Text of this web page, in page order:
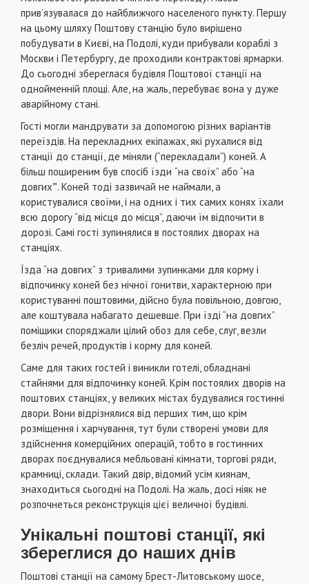
прив’язувалася до найближчого населеного пункту. Першу
на цьому шляху Поштову станцію було вирішено
побудувати в Києві, на Подолі, куди прибували кораблі з
Москви і Петербургу, де проходили контрактові ярмарки.
До сьогодні збереглася будівля Поштової станції на
однойменній площі. Але, на жаль, перебуває вона у дуже
аварійному стані.
Гості могли мандрувати за допомогою різних варіантів
переїздів. На перекладних екіпажах, які рухалися від
станції до станції, де міняли (“перекладали”) коней. А
більш поширеним був спосіб їзди “на своїх” або “на
довгих”. Коней тоді зазвичай не наймали, а
користувалися своїми, і на одних і тих самих конях їхали
всю дорогу “від місця до місця”, даючи їм відпочити в
дорозі. Самі гості зупинялися в постоялих дворах на
станціях.
Їзда “на довгих” з тривалими зупинками для корму і
відпочинку коней без нічної гонитви, характерною при
користуванні поштовими, дійсно була повільною, довгою,
але коштувала набагато дешевше. При їзді “на довгих”
поміщики споряджали цілий обоз для себе, слуг, везли
безліч речей, продуктів і корму для коней.
Саме для таких гостей і виникли готелі, обладнані
стайнями для відпочинку коней. Крім постоялих дворів на
поштових станціях, у великих містах будувалися гостинні
двори. Вони відрізнялися від перших тим, що крім
розміщення і харчування, тут були створені умови для
здійснення комерційних операцій, тобто в гостинних
дворах поєднувалися мебльовані кімнати, торгові ряди,
крамниці, склади. Такий двір, відомий усім киянам,
знаходиться сьогодні на Подолі. На жаль, досі ніяк не
розпочнеться реконструкція цієї величної будівлі.
Унікальні поштові станції, які
збереглися до наших днів
Поштові станції на самому Брест-Литовському шосе,